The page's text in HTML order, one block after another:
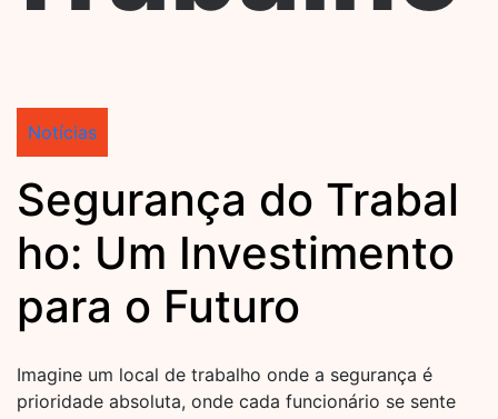
Notícias
Segurança do Trabal
ho: Um Investimento
para o Futuro
Imagine um local de trabalho onde a segurança é
prioridade absoluta, onde cada funcionário se sente